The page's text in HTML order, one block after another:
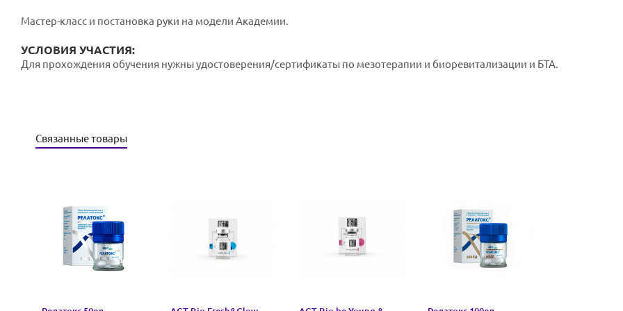
Мастер-класс и постановка руки на модели Академии.
УСЛОВИЯ УЧАСТИЯ:
Для прохождения обучения нужны удостоверения/сертификаты по мезотерапии и биоревитализации и БТА.
Связанные товары